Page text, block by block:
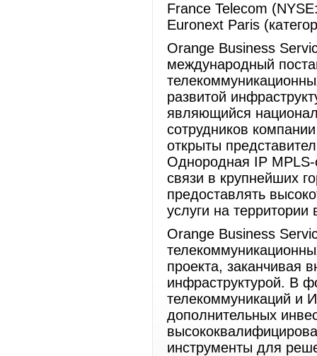
France Telecom
Euronext Paris
Orange Business
международный
развитой
являющийся
сотрудников
открыты
Однородная IP MPLS-
связи в крупнейших
предоставлять
услуги на территории
Orange Business
проекта, заканчивая
инфраструктурой. В
телекоммуникаций и
дополнительных
инструменты для